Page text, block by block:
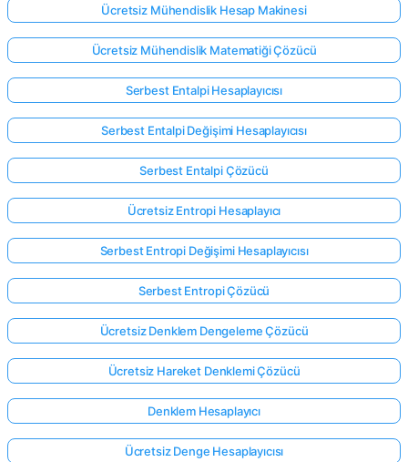
Ücretsiz Mühendislik Hesap Makinesi
Ücretsiz Mühendislik Matematiği Çözücü
Serbest Entalpi Hesaplayıcısı
Serbest Entalpi Değişimi Hesaplayıcısı
Serbest Entalpi Çözücü
Ücretsiz Entropi Hesaplayıcı
Serbest Entropi Değişimi Hesaplayıcısı
Serbest Entropi Çözücü
Ücretsiz Denklem Dengeleme Çözücü
Ücretsiz Hareket Denklemi Çözücü
Denklem Hesaplayıcı
Ücretsiz Denge Hesaplayıcısı